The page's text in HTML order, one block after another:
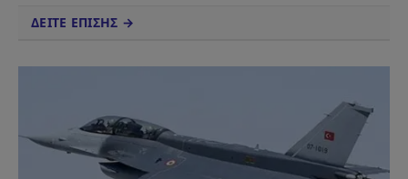
ΔΕΙΤΕ ΕΠΙΣΗΣ →